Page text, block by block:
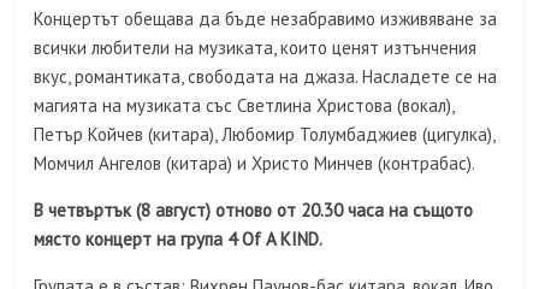
Концертът обещава да бъде незабравимо изживяване за
всички любители на музиката, които ценят изтънчения
вкус, романтиката, свободата на джаза. Насладете се на
магията на музиката със Светлина Христова (вокал),
Петър Койчев (китара), Любомир Толумбаджиев (цигулка),
Момчил Ангелов (китара) и Христо Минчев (контрабас).
В четвъртък (8 август) отново от 20.30 часа на същото
място концерт на група 4 Of A KIND.